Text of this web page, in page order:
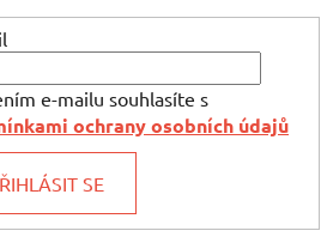
e-mailu souhlasíte s
ochrany osobních údajů
SE